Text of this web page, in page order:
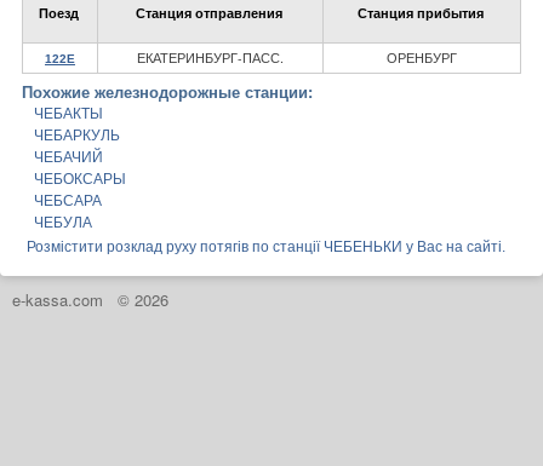
Поезд Станция отправления Станция прибытия
122Е ЕКАТЕРИНБУРГ-ПАСС. ОРЕНБУРГ
Похожие железнодорожные станции:
ЧЕБАКТЫ
ЧЕБАРКУЛЬ
ЧЕБАЧИЙ
ЧЕБОКСАРЫ
ЧЕБСАРА
ЧЕБУЛА
Розмістити розклад руху потягів по станції ЧЕБЕНЬКИ у Вас на сайті.
e-kassa.com © 2026